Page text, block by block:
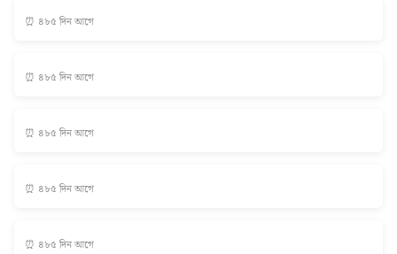
⏰ ৪৮৫ দিন আগে
⏰ ৪৮৫ দিন আগে
⏰ ৪৮৫ দিন আগে
⏰ ৪৮৫ দিন আগে
⏰ ৪৮৫ দিন আগে